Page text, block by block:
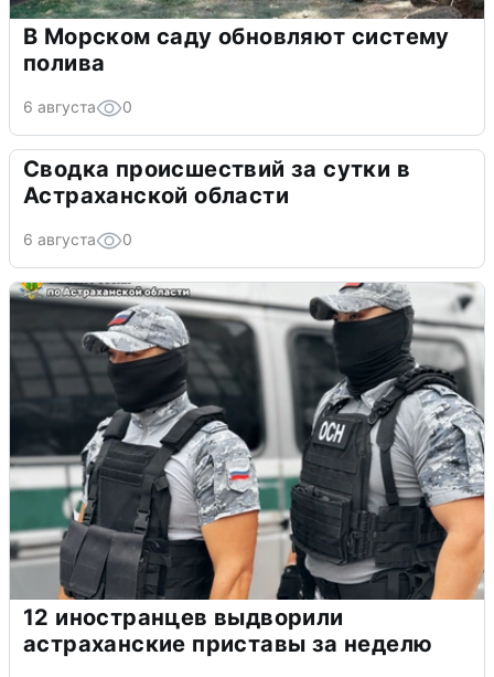
В Морском саду обновляют систему
полива
6 августа 0
Сводка происшествий за сутки в
Астраханской области
6 августа 0
12 иностранцев выдворили
астраханские приставы за неделю